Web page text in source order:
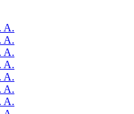
A.
A.
A.
A.
A.
A.
A.